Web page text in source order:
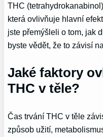
THC
která ovlivňuje hlavní
jste přemýšleli o tom, jak
byste vědět, že to závisí
Jaké faktory
THC v těle?
Čas trvání THC v těle
způsob užití,